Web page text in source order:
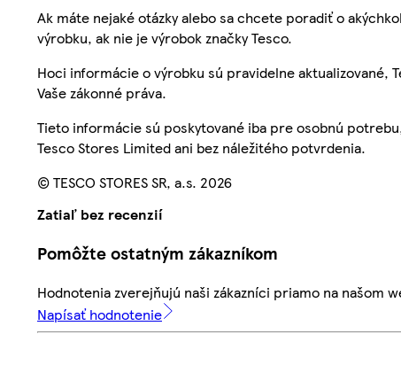
Ak máte nejaké otázky alebo sa chcete poradiť o
výrobku, ak nie je výrobok značky Tesco.
Hoci informácie o výrobku sú pravidelne aktualizované,
Vaše zákonné práva.
Tieto informácie sú poskytované iba pre osobnú
Tesco Stores Limited ani bez náležitého potvrdenia.
© TESCO STORES SR, a.s. 2026
Zatiaľ bez recenzií
Pomôžte ostatným zákazníkom
Hodnotenia zverejňujú naši zákazníci priamo na našom
Napísať hodnotenie